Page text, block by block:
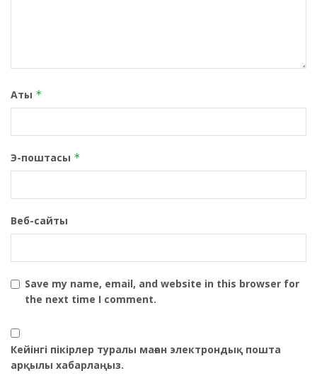
Аты *
Э-поштасы *
Веб-сайты
Save my name, email, and website in this browser for
the next time I comment.
Кейінгі пікірлер туралы маған электрондық пошта
арқылы хабарлаңыз.